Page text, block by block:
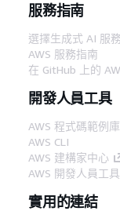
服務指南
選擇生成式 AI 服務
AWS 服務指南
在 GitHub 上的
開發人員工具
AWS 程式碼範例庫
AWS CLI
AWS 建構家中心
AWS 開發人員工
實用的連結